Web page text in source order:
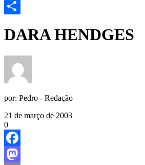
Email
DARA HENDGES
por: Pedro - Redação
21 de março de 2003
0
Facebook